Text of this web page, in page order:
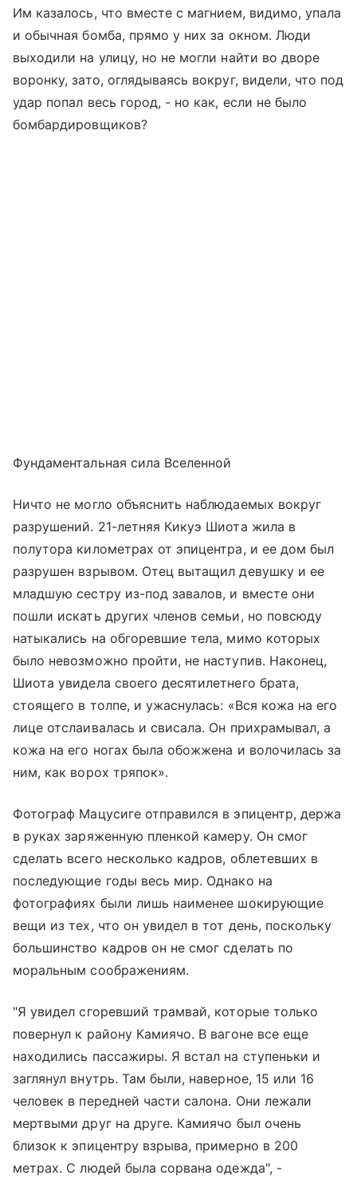
Им казалось, что вместе с магнием, видимо, упала
и обычная бомба, прямо у них за окном. Люди
выходили на улицу, но не могли найти во дворе
воронку, зато, оглядываясь вокруг, видели, что под
удар попал весь город, - но как, если не было
бомбардировщиков?
Фундаментальная сила Вселенной
Ничто не могло объяснить наблюдаемых вокруг
разрушений. 21-летняя Кикуэ Шиота жила в
полутора километрах от эпицентра, и ее дом был
разрушен взрывом. Отец вытащил девушку и ее
младшую сестру из-под завалов, и вместе они
пошли искать других членов семьи, но повсюду
натыкались на обгоревшие тела, мимо которых
было невозможно пройти, не наступив. Наконец,
Шиота увидела своего десятилетнего брата,
стоящего в толпе, и ужаснулась: «Вся кожа на его
лице отслаивалась и свисала. Он прихрамывал, а
кожа на его ногах была обожжена и волочилась за
ним, как ворох тряпок».
Фотограф Мацусиге отправился в эпицентр, держа
в руках заряженную пленкой камеру. Он смог
сделать всего несколько кадров, облетевших в
последующие годы весь мир. Однако на
фотографиях были лишь наименее шокирующие
вещи из тех, что он увидел в тот день, поскольку
большинство кадров он не смог сделать по
моральным соображениям.
"Я увидел сгоревший трамвай, которые только
повернул к району Камиячо. В вагоне все еще
находились пассажиры. Я встал на ступеньки и
заглянул внутрь. Там были, наверное, 15 или 16
человек в передней части салона. Они лежали
мертвыми друг на друге. Камиячо был очень
близок к эпицентру взрыва, примерно в 200
метрах. С людей была сорвана одежда", -